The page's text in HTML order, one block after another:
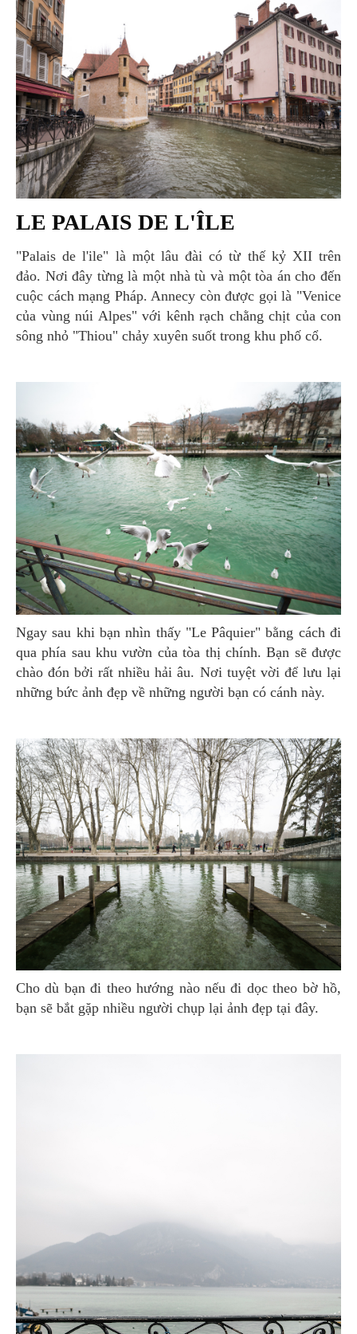
LE PALAIS DE L'ÎLE
"Palais de l'ile" là một lâu đài có từ thế kỷ XII trên
đảo. Nơi đây từng là một nhà tù và một tòa án cho đến
cuộc cách mạng Pháp. Annecy còn được gọi là "Venice
của vùng núi Alpes" với kênh rạch chằng chịt của con
sông nhỏ "Thiou" chảy xuyên suốt trong khu phố cổ.
Ngay sau khi bạn nhìn thấy "Le Pâquier" bằng cách đi
qua phía sau khu vườn của tòa thị chính. Bạn sẽ được
chào đón bởi rất nhiều hải âu. Nơi tuyệt vời để lưu lại
những bức ảnh đẹp về những người bạn có cánh này.
Cho dù bạn đi theo hướng nào nếu đi dọc theo bờ hồ,
bạn sẽ bắt gặp nhiều người chụp lại ảnh đẹp tại đây.